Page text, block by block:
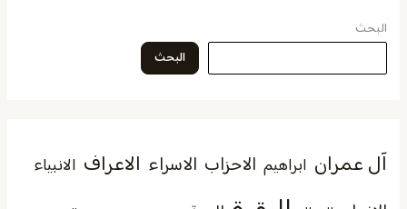
البحث
البحث
آل عمران ابراهيم الاحزاب الاسراء الاعراف الانبياء